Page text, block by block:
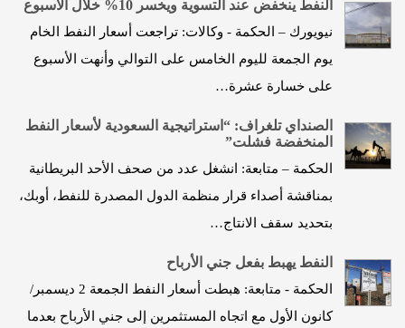
النفط ينخفض عند التسوية ويخسر 10% خلال الأسبوع
نيويورك – الحكمة - وكالات: تراجعت أسعار النفط الخام
يوم الجمعة لليوم الخامس على التوالي وأنهت الأسبوع
على خسارة عشرة…
الصنداي تلغراف: “استراتيجية السعودية لأسعار النفط
المنخفضة فشلت”
الحكمة – متابعة: انشغل عدد من صحف الأحد البريطانية
بمناقشة أصداء قرار منظمة الدول المصدرة للنفط، أوبك،
بتحديد سقف الانتاج…
النفط يهبط بفعل جني الأرباح
الحكمة - متابعة: هبطت أسعار النفط الجمعة 2 ديسمبر/
كانون الأول مع اتجاه المستثمرين إلى جني الأرباح بعدما